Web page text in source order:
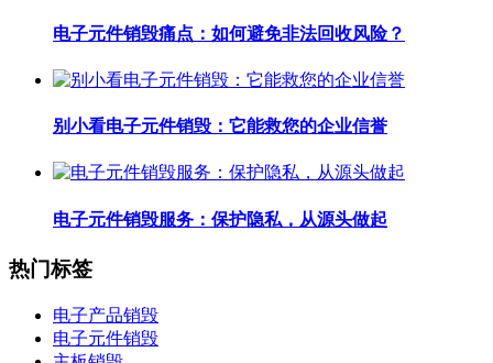
电子元件销毁痛点：如何避免非法回收风险？
别小看电子元件销毁：它能救您的企业信誉
电子元件销毁服务：保护隐私，从源头做起
热门标签
电子产品销毁
电子元件销毁